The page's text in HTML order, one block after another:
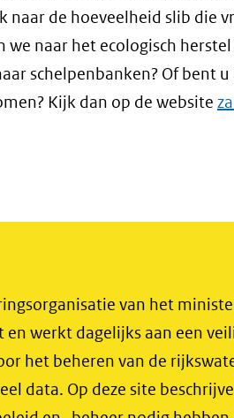
naar de hoeveelheid slib die
we naar het ecologisch
schelpenbanken? Of bent
Kijk dan op de website
van het
werkt dagelijks aan een
het beheren van de
data. Op deze site